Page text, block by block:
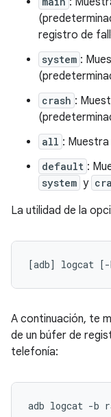
registro de
system :
crash :
all :
default :
system y
La utilidad de la
A continuación, te
de un búfer de
telefonía: